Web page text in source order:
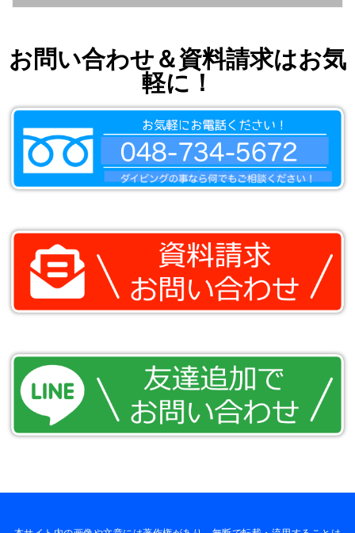
お問い合わせ＆資料請求はお気
軽に！